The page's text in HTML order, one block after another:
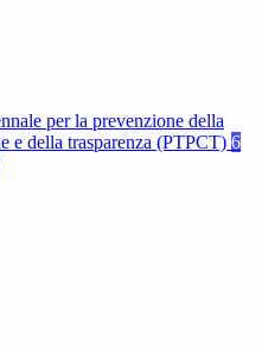
per la prevenzione della
e della trasparenza (PTPCT) 6